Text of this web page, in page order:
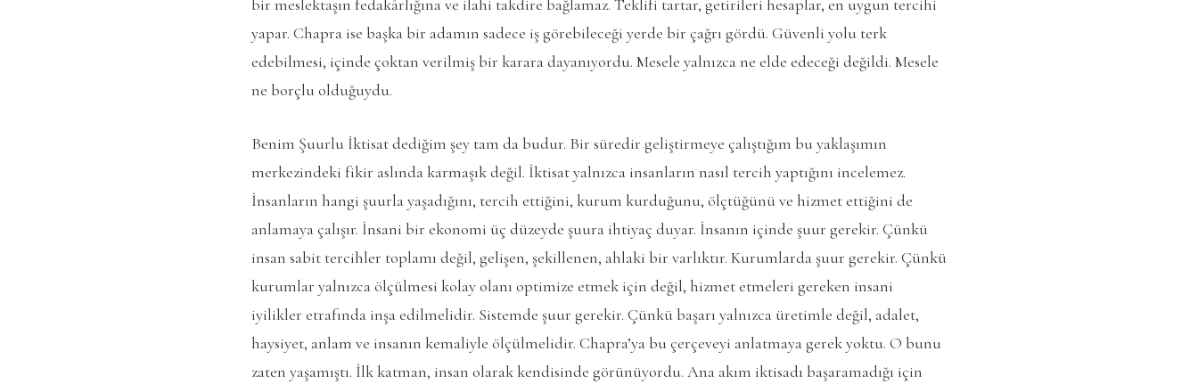
bir meslektaşın fedakârlığına ve ilahi takdire bağlamaz. Teklifi tartar, getirileri hesaplar, en uygun tercihi
yapar. Chapra ise başka bir adamın sadece iş görebileceği yerde bir çağrı gördü. Güvenli yolu terk
edebilmesi, içinde çoktan verilmiş bir karara dayanıyordu. Mesele yalnızca ne elde edeceği değildi. Mesele
ne borçlu olduğuydu.
Benim Şuurlu İktisat dediğim şey tam da budur. Bir süredir geliştirmeye çalıştığım bu yaklaşımın
merkezindeki fikir aslında karmaşık değil. İktisat yalnızca insanların nasıl tercih yaptığını incelemez.
İnsanların hangi şuurla yaşadığını, tercih ettiğini, kurum kurduğunu, ölçtüğünü ve hizmet ettiğini de
anlamaya çalışır. İnsani bir ekonomi üç düzeyde şuura ihtiyaç duyar. İnsanın içinde şuur gerekir. Çünkü
insan sabit tercihler toplamı değil, gelişen, şekillenen, ahlaki bir varlıktır. Kurumlarda şuur gerekir. Çünkü
kurumlar yalnızca ölçülmesi kolay olanı optimize etmek için değil, hizmet etmeleri gereken insani
iyilikler etrafında inşa edilmelidir. Sistemde şuur gerekir. Çünkü başarı yalnızca üretimle değil, adalet,
haysiyet, anlam ve insanın kemaliyle ölçülmelidir. Chapra’ya bu çerçeveyi anlatmaya gerek yoktu. O bunu
zaten yaşamıştı. İlk katman, insan olarak kendisinde görünüyordu. Ana akım iktisadı başaramadığı için